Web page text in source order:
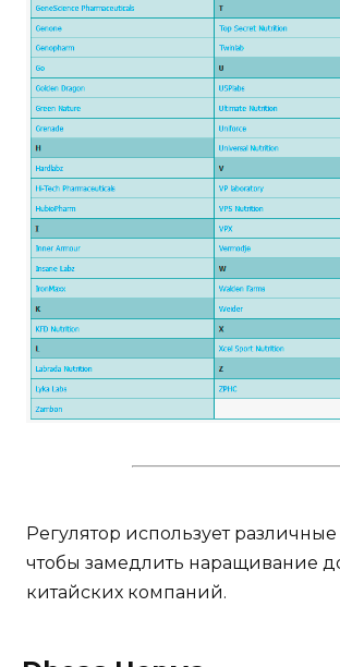
Регулятор использует
чтобы замедлить наращивание
китайских компаний.